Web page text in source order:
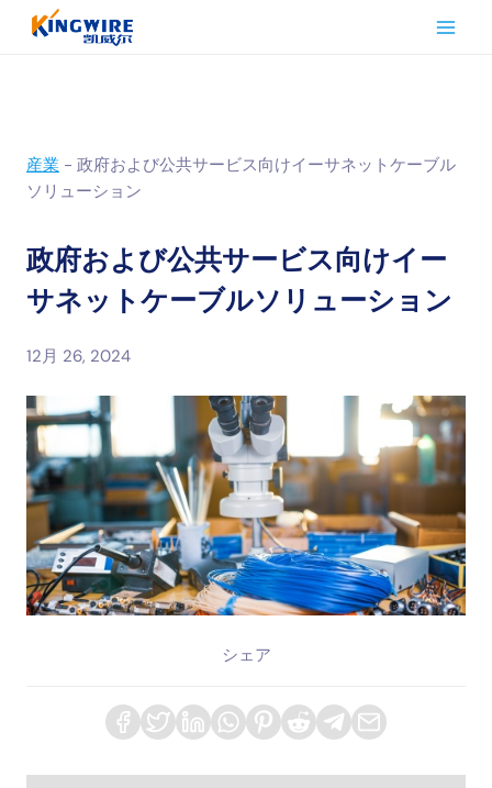
産業 - 政府および公共サービス向けイーサネットケーブル
ソリューション
政府および公共サービス向けイー
サネットケーブルソリューション
12月 26, 2024
シェア